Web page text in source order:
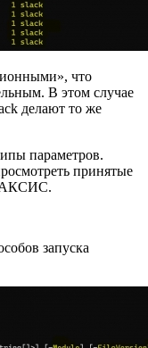
что
В этом случае
делают то же
параметров.
принятые
запуска